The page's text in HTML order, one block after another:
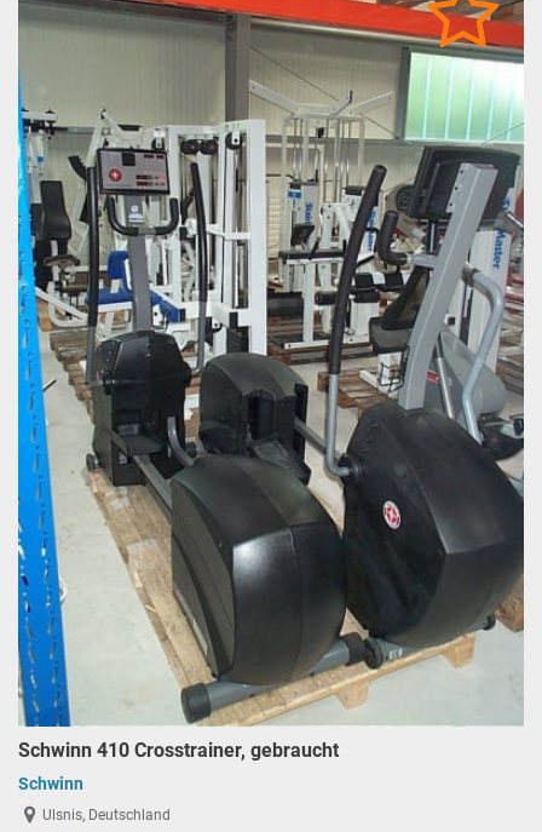
Schwinn 410 Crosstrainer, gebraucht
Schwinn
Ulsnis, Deutschland